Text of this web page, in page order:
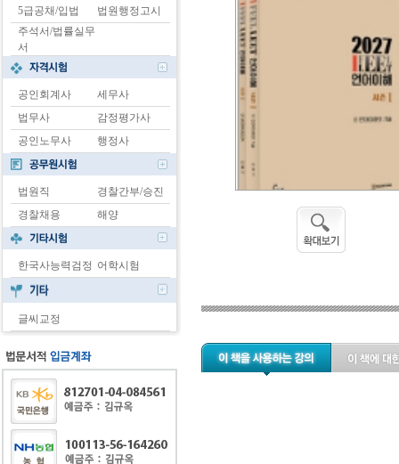
5급공채/입법
법원행정고시
주석서/법률실무
서
공인회계사
세무사
법무사
감정평가사
공인노무사
행정사
법원직
경찰간부/승진
경찰채용
해양
한국사능력검정 어학시험
글씨교정